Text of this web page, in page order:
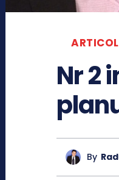
Nr 2
By